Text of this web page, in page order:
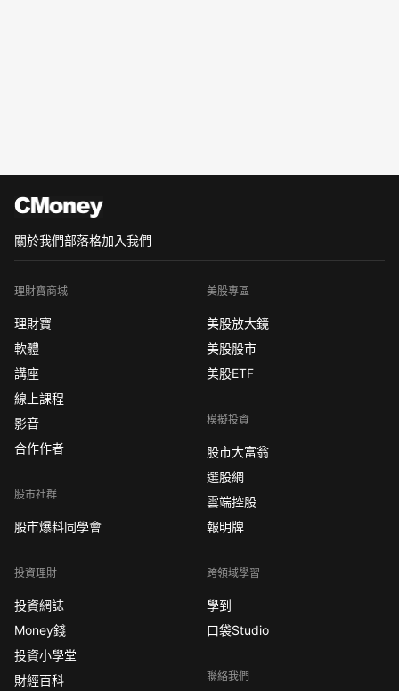
關於我們部落格加入我們
理財寶商城
理財寶
軟體
講座
線上課程
影音
合作作者
股市社群
股市爆料同學會
投資理財
投資網誌
Money錢
投資小學堂
財經百科
美股專區
美股放大鏡
美股股市
美股ETF
模擬投資
股市大富翁
選股網
雲端控股
報明牌
跨領域學習
學到
口袋Studio
聯絡我們